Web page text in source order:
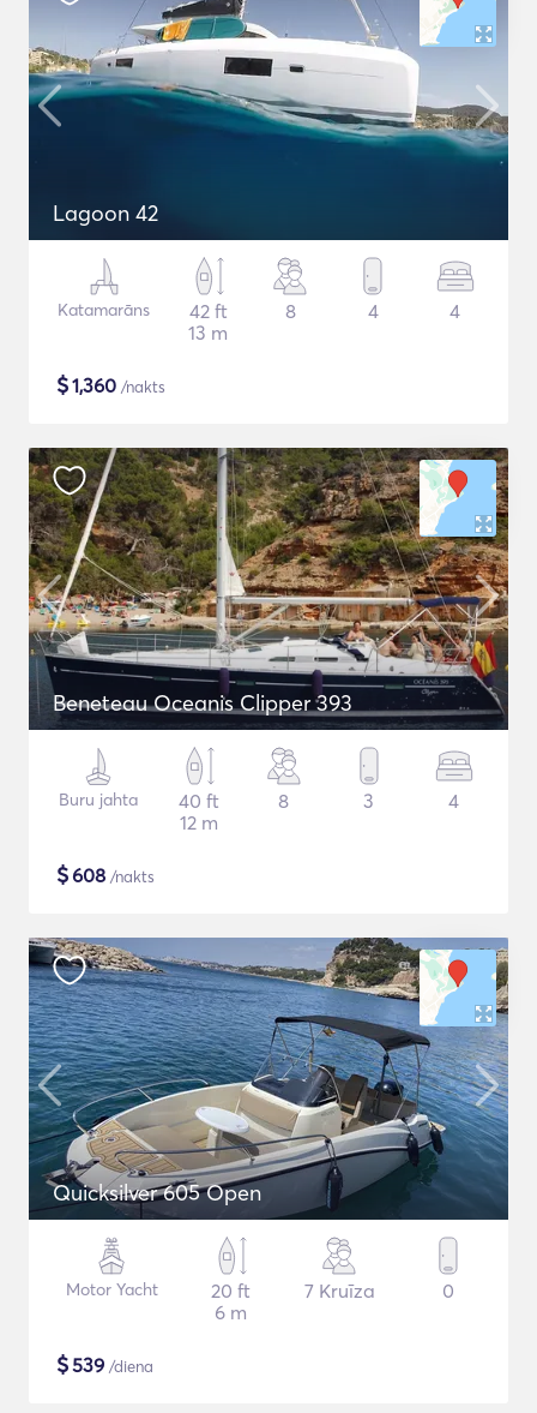
Lagoon 42
Katamarāns
42 ft
13 m
8 4 4
$1,360 /nakts
Beneteau Oceanis Clipper 393
Buru jahta
40 ft
12 m
8 3 4
$608 /nakts
Quicksilver 605 Open
Motor Yacht
20 ft
6 m
7 Kruīza 0
$539 /diena